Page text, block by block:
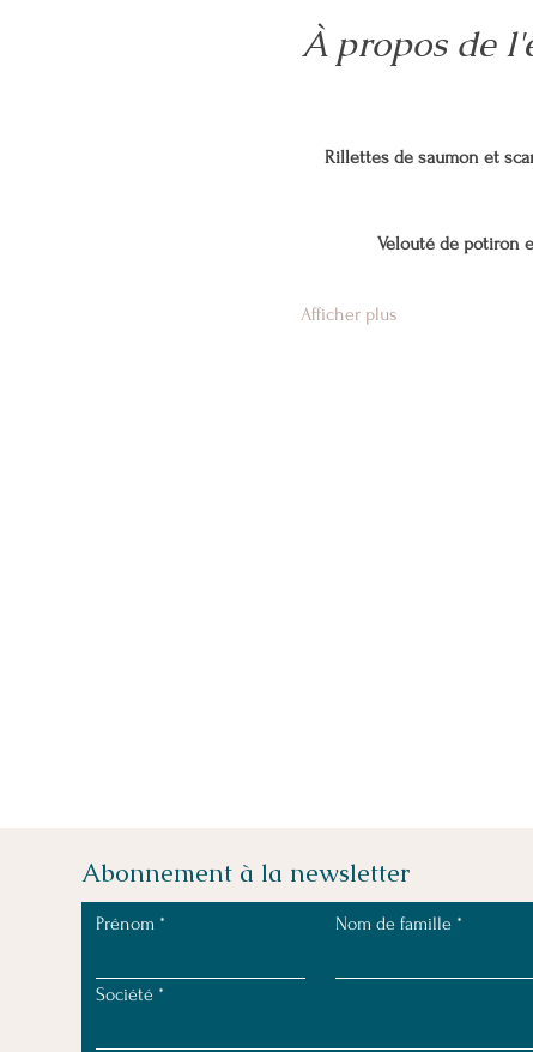
À propos de
Rillettes de saumon et
Velouté de potiron
Afficher plus
Abonnement à la newsletter
Prénom Nom de famille
Société